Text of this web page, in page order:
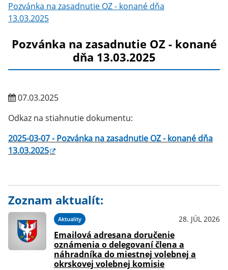
Pozvánka na zasadnutie OZ - konané dňa
13.03.2025
Pozvánka na zasadnutie OZ - konané
dňa 13.03.2025
07.03.2025
Odkaz na stiahnutie dokumentu:
2025-03-07 - Pozvánka na zasadnutie OZ - konané dňa
13.03.2025
Zoznam aktualít:
Aktuality 28. JÚL 2026
Emailová adresana doručenie
oznámenia o delegovaní člena a
náhradníka do miestnej volebnej a
okrskovej volebnej komisie